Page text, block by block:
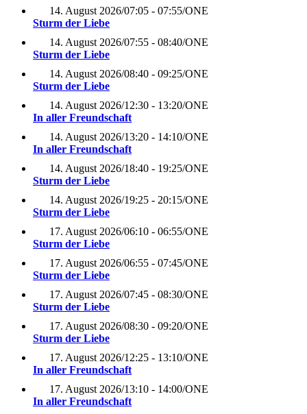
14. August 2026/07:05 - 07:55/ONE
Sturm der Liebe
14. August 2026/07:55 - 08:40/ONE
Sturm der Liebe
14. August 2026/08:40 - 09:25/ONE
Sturm der Liebe
14. August 2026/12:30 - 13:20/ONE
In aller Freundschaft
14. August 2026/13:20 - 14:10/ONE
In aller Freundschaft
14. August 2026/18:40 - 19:25/ONE
Sturm der Liebe
14. August 2026/19:25 - 20:15/ONE
Sturm der Liebe
17. August 2026/06:10 - 06:55/ONE
Sturm der Liebe
17. August 2026/06:55 - 07:45/ONE
Sturm der Liebe
17. August 2026/07:45 - 08:30/ONE
Sturm der Liebe
17. August 2026/08:30 - 09:20/ONE
Sturm der Liebe
17. August 2026/12:25 - 13:10/ONE
In aller Freundschaft
17. August 2026/13:10 - 14:00/ONE
In aller Freundschaft